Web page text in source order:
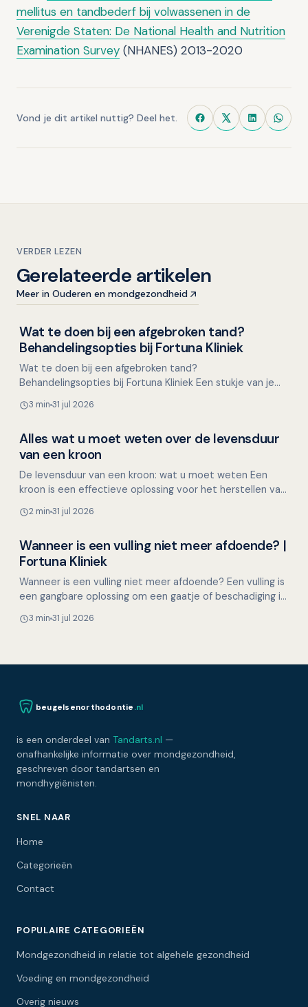
mellitus en tandbederf bij volwassenen in de
Verenigde Staten: De National Health and Nutrition
Examination Survey (NHANES) 2013-2020
Vond je dit artikel nuttig? Deel het.
VERDER LEZEN
Gerelateerde artikelen
Meer in Ouderen en mondgezondheid
Overig nieuws
Wat te doen bij een afgebroken tand?
Behandelingsopties bij Fortuna Kliniek
Wat te doen bij een afgebroken tand?
Behandelingsopties bij Fortuna Kliniek Een stukje van je
tijdens het et…
3 min 31 jul 2026
Overig nieuws
Alles wat u moet weten over de levensduur
van een kroon
De levensduur van een kroon: wat u moet weten Een
kroon is een effectieve oplossing voor het herstellen van
2 min 31 jul 2026
Overig nieuws
Wanneer is een vulling niet meer afdoende? |
Fortuna Kliniek
Wanneer is een vulling niet meer afdoende? Een vulling is
een gangbare oplossing om een gaatje of beschadiging in
3 min 31 jul 2026
beugelsenorthodontie .nl
is een onderdeel van Tandarts.nl —
onafhankelijke informatie over mondgezondheid,
geschreven door tandartsen en
mondhygiënisten.
SNEL NAAR
Home
Categorieën
Contact
POPULAIRE CATEGORIEËN
Mondgezondheid in relatie tot algehele gezondheid
Voeding en mondgezondheid
Overig nieuws